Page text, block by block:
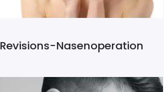
Revisions-Nasenoperation